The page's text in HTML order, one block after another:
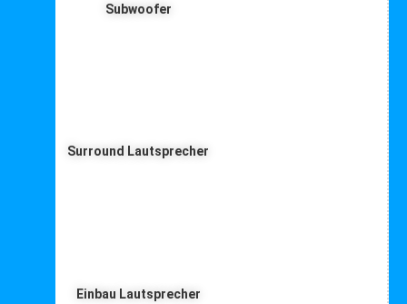
Subwoofer
Surround Lautsprecher
Einbau Lautsprecher